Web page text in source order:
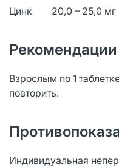
Цинк 20,0 – 25,0 мг
Взрослым по 1
повторить.
Индивидуальная